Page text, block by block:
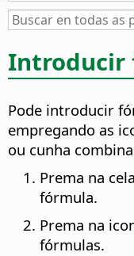
Introducir
Pode introducir
empregando as
ou cunha
Prema na
fórmula.
Prema na
fórmulas.